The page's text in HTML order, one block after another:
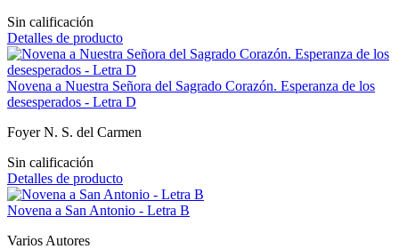
Sin calificación
Detalles de producto
Novena a Nuestra Señora del Sagrado Corazón. Esperanza de los
desesperados - Letra D
Foyer N. S. del Carmen
Sin calificación
Detalles de producto
Novena a San Antonio - Letra B
Varios Autores